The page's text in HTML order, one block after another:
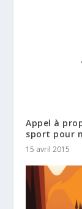
Appel à
sport pour
15 avril 2015